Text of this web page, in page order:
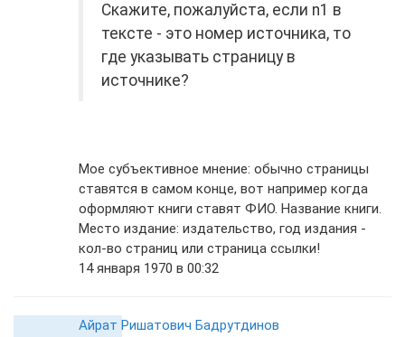
Скажите, пожалуйста, если n1 в
тексте - это номер источника, то
где указывать страницу в
источнике?
Мое субъективное мнение: обычно страницы
ставятся в самом конце, вот например когда
оформляют книги ставят ФИО. Название книги.
Место издание: издательство, год издания -
кол-во страниц или страница ссылки!
14 января 1970 в 00:32
Айрат Ришатович Бадрутдинов